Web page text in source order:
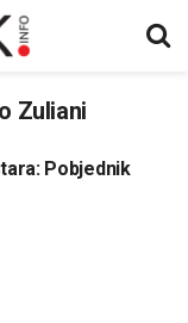
Zuliani
Pobjednik